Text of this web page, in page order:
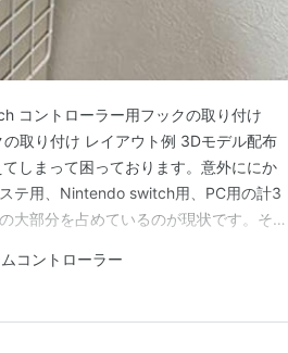
コントローラー用フックの取り付け
取り付け レイアウト例 3Dモデル配布
しまって困っております。意外ににか
テ用、Nintendo switch用、PC用の計3
大部分を占めているのが現状です。そこ
引っかけるとのこと。これなら省ス…
コントローラー